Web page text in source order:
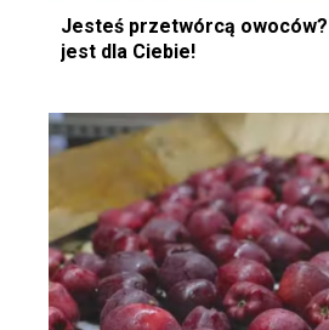
Jesteś przetwórcą
jest dla Ciebie!